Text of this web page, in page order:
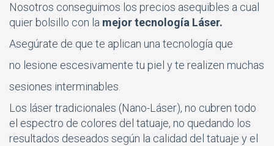
Nosotros conseguimos los precios asequibles a cual
quier bolsillo con la mejor tecnología Láser.
Asegúrate de que te aplican una tecnología que
no lesione escesivamente tu piel y te realizen muchas
sesiones interminables.
Los láser tradicionales (Nano-Láser), no cubren todo
el espectro de colores del tatuaje, no quedando los
resultados deseados según la calidad del tatuaje y el